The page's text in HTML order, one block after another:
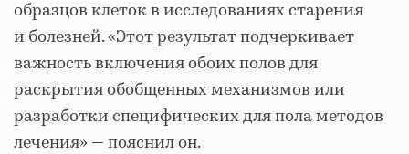
образцов клеток в исследованиях старения
и болезней. «Этот результат подчеркивает
важность включения обоих полов для
раскрытия обобщенных механизмов или
разработки специфических для пола методов
лечения» — пояснил он.